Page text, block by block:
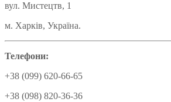
вул. Мистецтв, 1
м. Харків, Україна.
Телефони:
+38 (099) 620-66-65
+38 (098) 820-36-36